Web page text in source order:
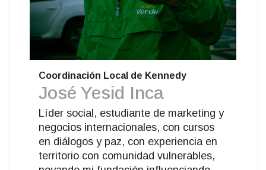
Coordinación Local de Kennedy
José Yesid Inca
Líder social, estudiante de marketing y
negocios internacionales, con cursos
en diálogos y paz, con experiencia en
territorio con comunidad vulnerables,